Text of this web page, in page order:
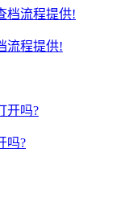
流程提供!
吗?